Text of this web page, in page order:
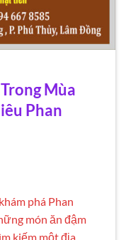
Mùa
Phan
phá Phan
món ăn đậm
kiếm một địa